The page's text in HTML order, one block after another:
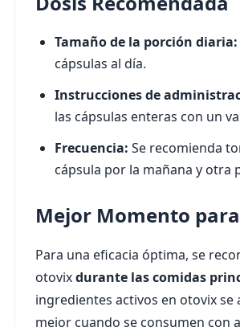
Tamaño de la porción diaria:
cápsulas al día.
Instrucciones de
las cápsulas enteras con un
Frecuencia: Se recomienda
cápsula por la mañana y otra
Mejor Momento
Para una eficacia óptima, se
otovixdurante las comidas
ingredientes activos en otovix se
mejor cuando se consumen con